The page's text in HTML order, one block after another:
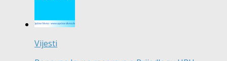
Vijesti